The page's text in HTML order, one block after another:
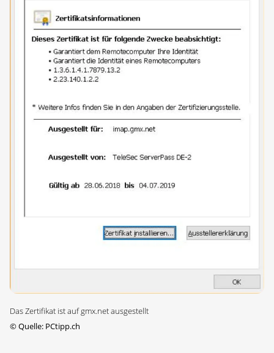
Das Zertifikat ist auf gmx.net ausgestellt
©Quelle: PCtipp.ch